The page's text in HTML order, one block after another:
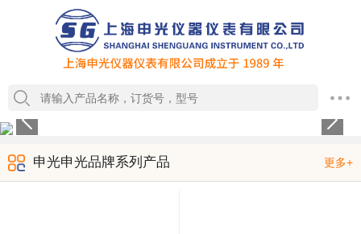
申光申光品牌系列产品 更多+